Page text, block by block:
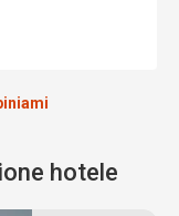
za
hotele